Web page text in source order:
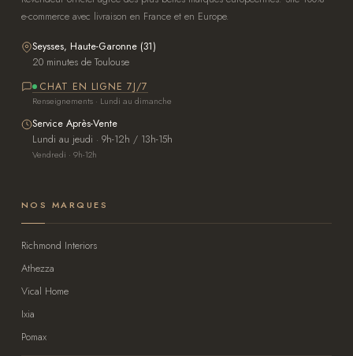
e-commerce avec livraison en France et en Europe.
Seysses, Haute-Garonne (31)
20 minutes de Toulouse
CHAT EN LIGNE 7J/7
Renseignements · Lundi au dimanche
Service Après-Vente
Lundi au jeudi · 9h-12h / 13h-15h
Vendredi · 9h-12h
NOS MARQUES
Richmond Interiors
Athezza
Vical Home
Ixia
Pomax